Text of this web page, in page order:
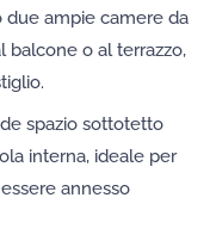
due ampie camere da
balcone o al terrazzo,
spazio sottotetto
interna, ideale per
annesso